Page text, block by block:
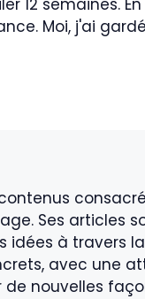
Moi, j'ai
Ses articles
idées à travers
avec une
nouvelles